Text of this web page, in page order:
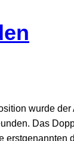
wurde der
Das
erstgenannten